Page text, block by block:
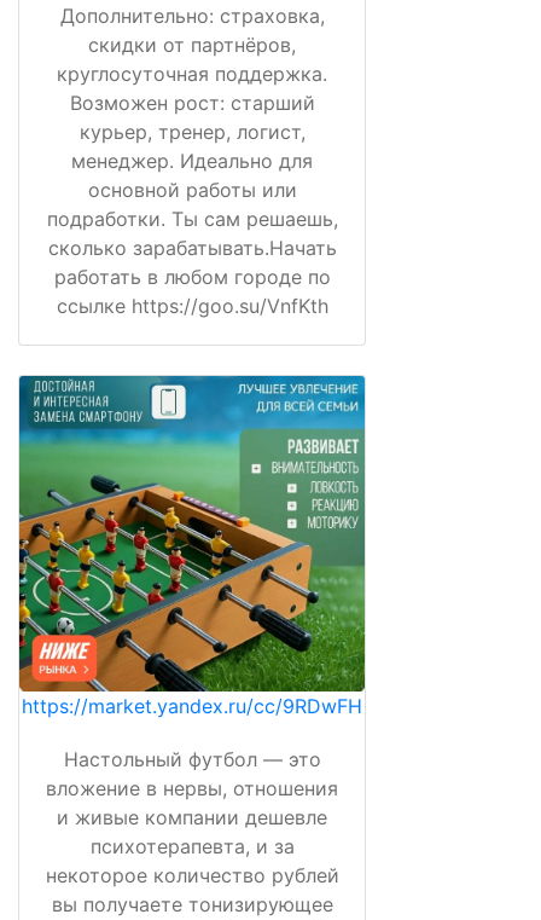
Дополнительно: страховка,
скидки от партнёров,
круглосуточная поддержка.
Возможен рост: старший
курьер, тренер, логист,
менеджер. Идеально для
основной работы или
подработки. Ты сам решаешь,
сколько зарабатывать.Начать
работать в любом городе по
ссылке https://goo.su/VnfKth
https://market.yandex.ru/cc/9RDwFH
Настольный футбол — это
вложение в нервы, отношения
и живые компании дешевле
психотерапевта, и за
некоторое количество рублей
вы получаете тонизирующее